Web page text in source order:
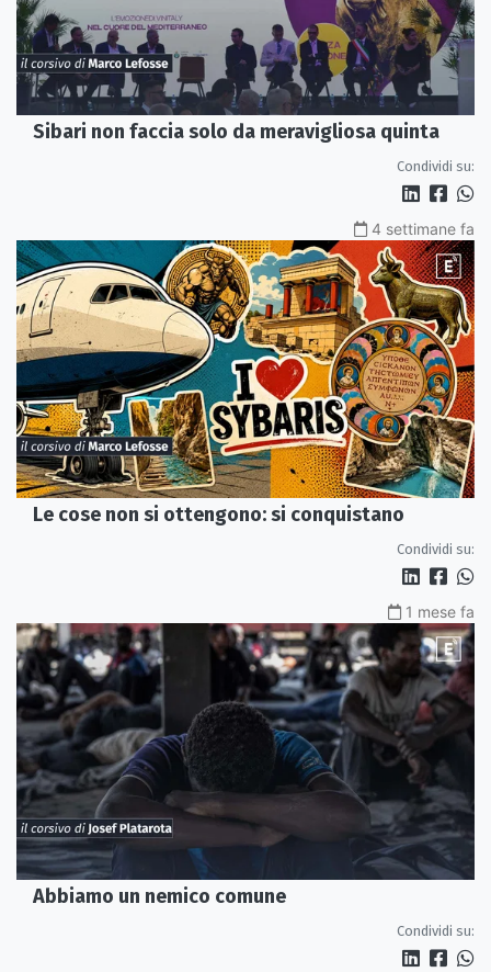
Sibari non faccia solo da meravigliosa quinta
Condividi su:
4 settimane fa
Le cose non si ottengono: si conquistano
Condividi su:
1 mese fa
Abbiamo un nemico comune
Condividi su: